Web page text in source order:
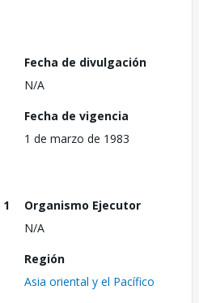
Fecha de divulgación
N/A
Fecha de vigencia
1 de marzo de 1983
1
Organismo Ejecutor
N/A
Región
Asia oriental y el Pacífico